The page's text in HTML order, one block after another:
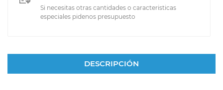
Si necesitas otras cantidades o caracteristicas
especiales pidenos presupuesto
DESCRIPCIÓN